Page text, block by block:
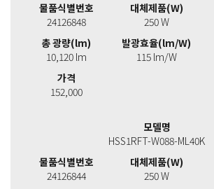
물품식별번호
24126848
대체제품(W)
250 W
총 광량(lm)
10,120 lm
발광효율(lm/W)
115 lm/W
가격
152,000
모델명
HSS1RFT-W088-ML40K
물품식별번호
24126844
대체제품(W)
250 W